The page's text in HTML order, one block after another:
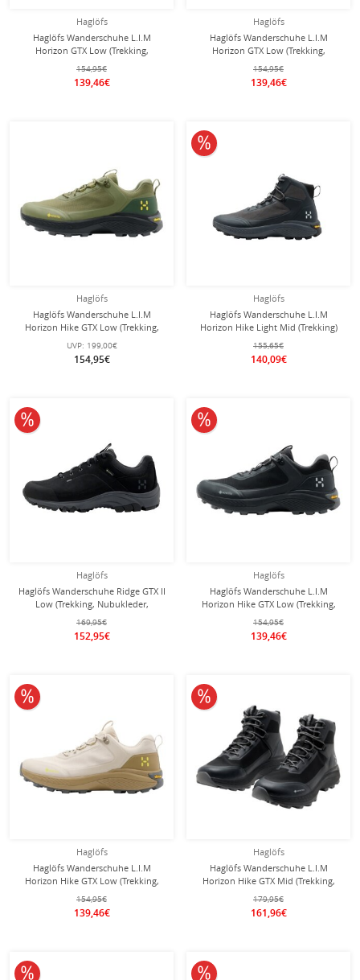
Haglöfs
Haglöfs Wanderschuhe L.I.M
Horizon GTX Low (Trekking,
wasserdicht) schwarz Herren
154,95€
139,46€
Haglöfs
Haglöfs Wanderschuhe L.I.M
Horizon GTX Low (Trekking,
wasserdicht) grün Herren
154,95€
139,46€
Haglöfs
Haglöfs Wanderschuhe L.I.M
Horizon Hike GTX Low (Trekking,
wasserdicht) grün Herren
UVP: 199,00€
154,95€
Haglöfs
Haglöfs Wanderschuhe L.I.M
Horizon Hike Light Mid (Trekking)
schwarz Herren
155,65€
140,09€
10% reduziert
Haglöfs
Haglöfs Wanderschuhe Ridge GTX II
Low (Trekking, Nubukleder,
wasserdicht) schwarz Herren
169,95€
152,95€
10% reduziert
Haglöfs
Haglöfs Wanderschuhe L.I.M
Horizon Hike GTX Low (Trekking,
wasserdicht) schwarz Herren
154,95€
139,46€
10% reduziert
Haglöfs
Haglöfs Wanderschuhe L.I.M
Horizon Hike GTX Low (Trekking,
wasserdicht) chalk/beige Herren
154,95€
139,46€
10% reduziert
Haglöfs
Haglöfs Wanderschuhe L.I.M
Horizon Hike GTX Mid (Trekking,
wasserdicht) schwarz Herren
179,95€
161,96€
10% reduziert
10% reduziert 10% reduziert